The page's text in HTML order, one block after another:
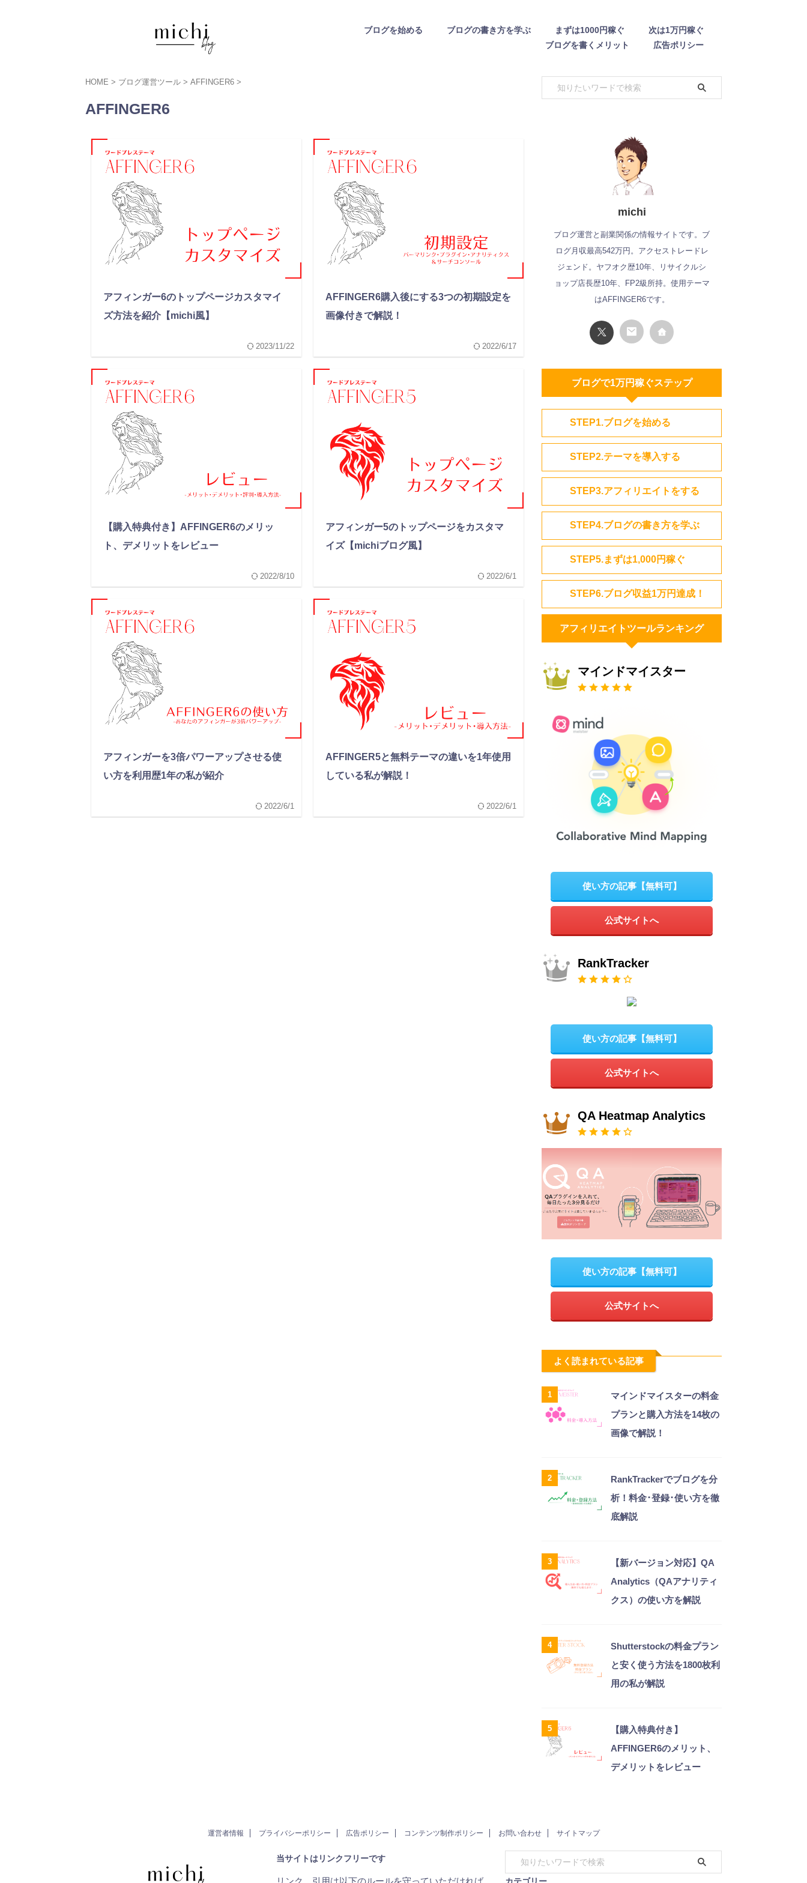
ブログを始める ブログの書き方を学ぶ まずは1000円稼ぐ
次は1万円稼ぐ
ブログを書くメリット
広告ポリシー
HOME > ブログ運営ツール > AFFINGER6 >
AFFINGER6
アフィンガー6のトップページカスタマイ
ズ方法を紹介【michi風】
2023/11/22
AFFINGER6購入後にする3つの初期設定を
画像付きで解説！
2022/6/17
【購入特典付き】AFFINGER6のメリッ
ト、デメリットをレビュー
2022/8/10
アフィンガー5のトップページをカスタマ
イズ【michiブログ風】
2022/6/1
アフィンガーを3倍パワーアップさせる使
い方を利用歴1年の私が紹介
2022/6/1
AFFINGER5と無料テーマの違いを1年使用
している私が解説！
2022/6/1
michi
ブログ運営と副業関係の情報サイトです。ブ
ログ月収最高542万円。アクセストレードレ
ジェンド。ヤフオク歴10年、リサイクルシ
ョップ店長歴10年、FP2級所持。使用テーマ
はAFFINGER6です。
ブログで1万円稼ぐステップ
STEP1.ブログを始める
STEP2.テーマを導入する
STEP3.アフィリエイトをする
STEP4.ブログの書き方を学ぶ
STEP5.まずは1,000円稼ぐ
STEP6.ブログ収益1万円達成！
アフィリエイトツールランキング
マインドマイスター
使い方の記事【無料可】
公式サイトへ
RankTracker
使い方の記事【無料可】
公式サイトへ
QA Heatmap Analytics
使い方の記事【無料可】
公式サイトへ
よく読まれている記事
1
マインドマイスターの料金
プランと購入方法を14枚の
画像で解説！
2
RankTrackerでブログを分
析！料金･登録･使い方を徹
底解説
3
【新バージョン対応】QA
Analytics（QAアナリティ
クス）の使い方を解説
4
Shutterstockの料金プラン
と安く使う方法を1800枚利
用の私が解説
5
【購入特典付き】
AFFINGER6のメリット、
デメリットをレビュー
運営者情報 プライバシーポリシー 広告ポリシー コンテンツ制作ポリシー お問い合わせ サイトマップ
当サイトはリンクフリーです